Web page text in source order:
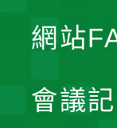
網站
會議